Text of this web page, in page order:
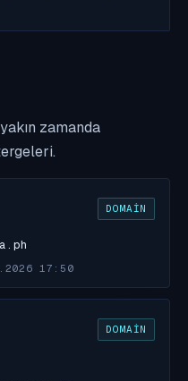
zamanda
DOMAIN
17:50
DOMAIN